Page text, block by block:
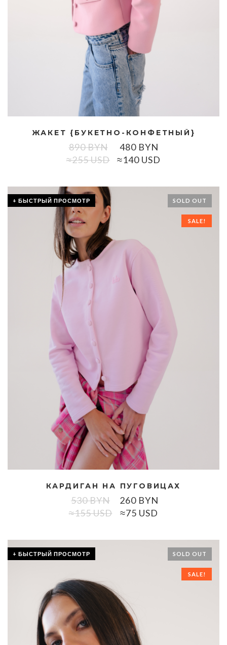
ЖАКЕТ {БУКЕТНО-КОНФЕТНЫЙ}
890BYN
≈255 USD
480BYN
≈140 USD
+ БЫСТРЫЙ ПРОСМОТР SOLD OUT
SALE!
КАРДИГАН НА ПУГОВИЦАХ
530BYN
≈155 USD
260BYN
≈75 USD
+ БЫСТРЫЙ ПРОСМОТР SOLD OUT
SALE!